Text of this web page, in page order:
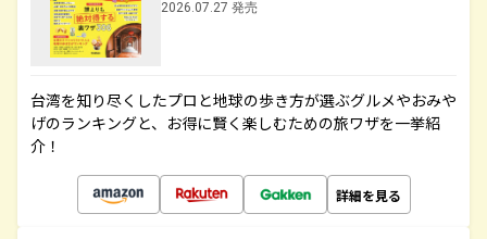
2026.07.27 発売
台湾を知り尽くしたプロと地球の歩き方が選ぶグルメやおみや
げのランキングと、お得に賢く楽しむための旅ワザを一挙紹
介！
詳細を見る